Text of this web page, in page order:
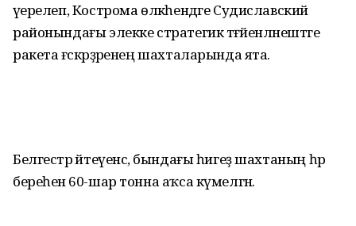
әүерелеп, Кострома өлкәһендәге Судиславский
районындағы элекке стратегик тәғәйенләнештәге
ракета ғәскәрҙәренең шахталарында ята.
Белгестәр әйтеүенсә, бындағы һигеҙ шахтаның һәр
береһенә 60-шар тонна аҡса күмелгән.